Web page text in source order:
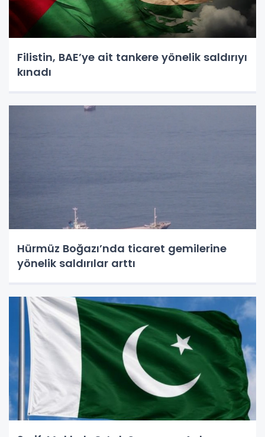
Filistin, BAE’ye ait tankere yönelik saldırıyı
kınadı
Hürmüz Boğazı’nda ticaret gemilerine
yönelik saldırılar arttı